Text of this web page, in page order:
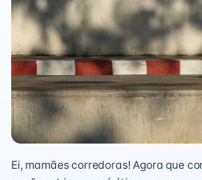
Ei, mamães corredoras! Agora que